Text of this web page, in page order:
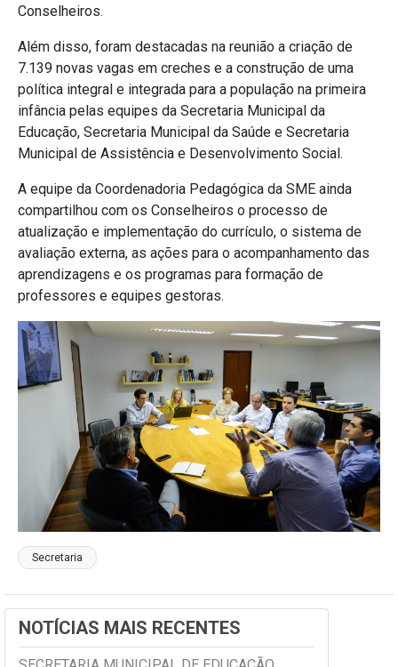
Conselheiros.
Além disso, foram destacadas na reunião a criação de
7.139 novas vagas em creches e a construção de uma
política integral e integrada para a população na primeira
infância pelas equipes da Secretaria Municipal da
Educação, Secretaria Municipal da Saúde e Secretaria
Municipal de Assistência e Desenvolvimento Social.
A equipe da Coordenadoria Pedagógica da SME ainda
compartilhou com os Conselheiros o processo de
atualização e implementação do currículo, o sistema de
avaliação externa, as ações para o acompanhamento das
aprendizagens e os programas para formação de
professores e equipes gestoras.
Secretaria
NOTÍCIAS MAIS RECENTES